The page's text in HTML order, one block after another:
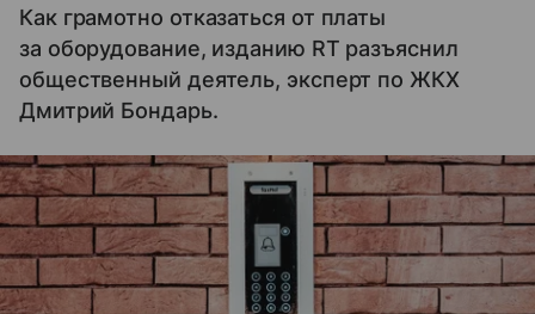
Как грамотно отказаться от платы
за оборудование, изданию RT разъяснил
общественный деятель, эксперт по ЖКХ
Дмитрий Бондарь.